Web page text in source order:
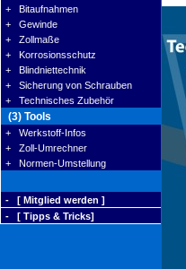
+ Bitaufnahmen
+ Gewinde
+ Zollmaße
+ Korrosionsschutz
+ Blindniettechnik
+ Sicherung von Schrauben
+ Technisches Zubehör
(3) Tools
+ Werkstoff-Infos
+ Zoll-Umrechner
+ Normen-Umstellung
- [ Mitglied werden ]
- [ Tipps & Tricks]